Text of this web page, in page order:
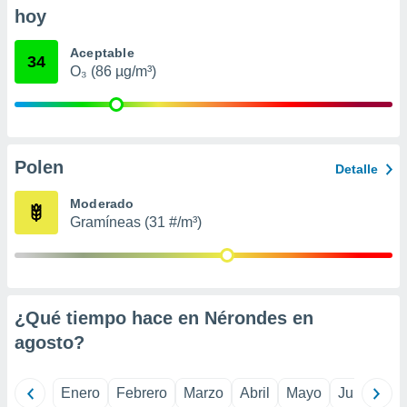
u
en
en
de
un
o acceder
datos
perfiles
hoy
34 Aceptable
O₃ (86 µg/m³)
Polen Detalle
Moderado
Gramíneas (31 #/m³)
¿Qué tiempo hace en Nérondes en
agosto?
Enero Febrero Marzo Abril Mayo Junio